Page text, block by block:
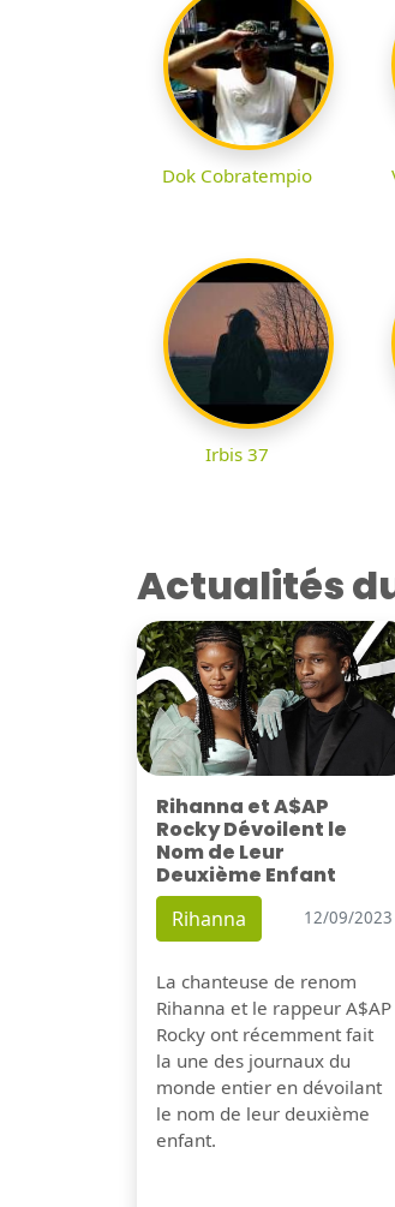
Dok Cobratempio
Irbis 37
Actualités
Rihanna et A$AP
Rocky Dévoilent le
Nom de Leur
Deuxième Enfant
Rihanna 12/09/2023
La chanteuse de renom
Rihanna et le rappeur A$AP
Rocky ont récemment fait
la une des journaux du
monde entier en dévoilant
le nom de leur deuxième
enfant.